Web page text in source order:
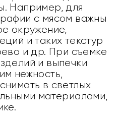
Например, для
с мясом важны
окружение,
и таких текстур
и др. При съемке
и выпечки
нежность,
в светлых
материалами,